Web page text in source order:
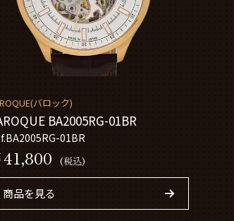
バロック)
BA2005RG-01BR
01BR
41,800 (税込)
商品を見る